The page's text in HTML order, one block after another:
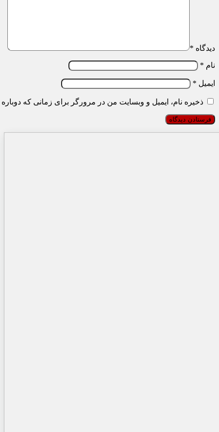
دیدگاه *
نام *
ایمیل *
ذخیره نام، ایمیل و وبسایت من در مرورگر برای زمانی که